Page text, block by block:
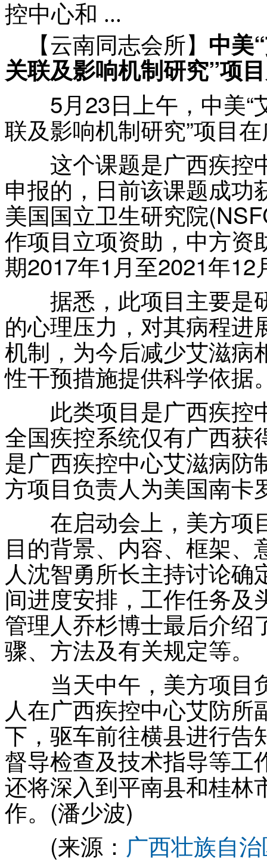
控中心和 ...
【云南同志会所】 中美
关联及影响机制研究”项
5月23日上午，中美“
联及影响机制研究”项目
这个课题是广西疾控
申报的，日前该课题成功
美国国立卫生研究院
作项目立项资助，中方资
期2017年1月至2021年12
据悉，此项目主要是
的心理压力，对其病程进
机制，为今后减少艾滋病
性干预措施提供科学依据
此类项目是广西疾控
全国疾控系统仅有广西获
是广西疾控中心艾滋病防
方项目负责人为美国南卡
在启动会上，美方项
目的背景、内容、框架
人沈智勇所长主持讨论
间进度安排，工作任务及
管理人乔杉博士最后介绍
骤、方法及有关规定等。
当天中午，美方项目
人在广西疾控中心艾防
下，驱车前往横县进行告
督导检查及技术指导等工
还将深入到平南县和桂林
作。(潘少波)
(来源： 广西壮族自